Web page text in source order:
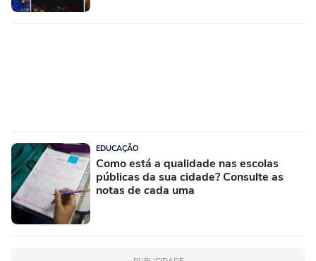
EDUCAÇÃO
Como está a qualidade nas escolas
públicas da sua cidade? Consulte as
notas de cada uma